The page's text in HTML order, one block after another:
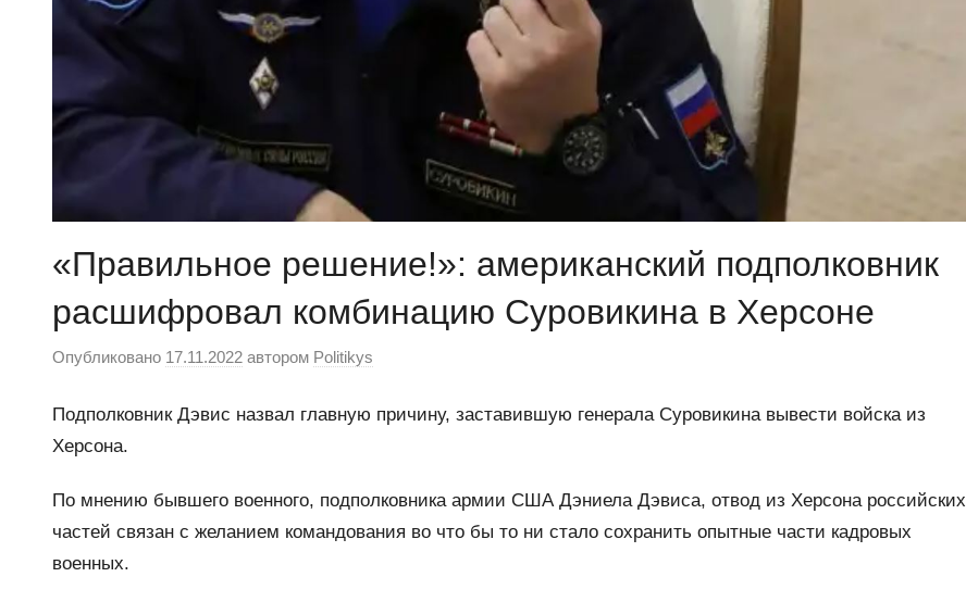
«Правильное решение!»: американский подполковник
расшифровал комбинацию Суровикина в Херсоне
Опубликовано 17.11.2022 автором Politikys
Подполковник Дэвис назвал главную причину, заставившую генерала Суровикина вывести войска из
Херсона.
По мнению бывшего военного, подполковника армии США Дэниела Дэвиса, отвод из Херсона российских
частей связан с желанием командования во что бы то ни стало сохранить опытные части кадровых
военных.